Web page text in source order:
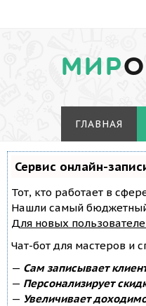
МИР
ГЛАВНАЯ
Сервис онлайн-
Тот, кто работает в
Нашли самый
Для новых
Чат-бот для мастеров и
— Сам записывает
— Персонализирует
— Увеличивает